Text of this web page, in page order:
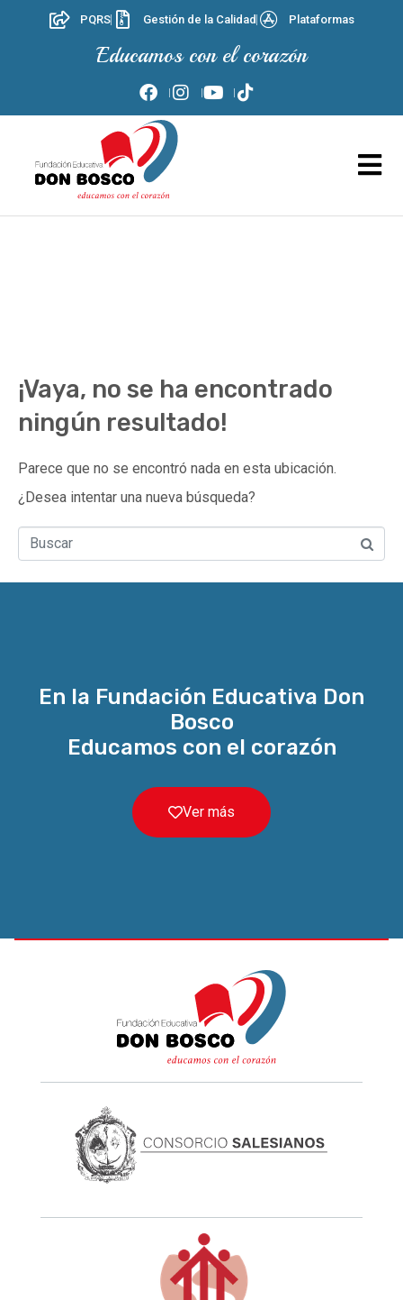
PQRS Gestión de la Calidad Plataformas
Educamos con el corazón
¡Vaya, no se ha encontrado
ningún resultado!
Parece que no se encontró nada en esta ubicación.
¿Desea intentar una nueva búsqueda?
En la Fundación Educativa Don
Bosco
Educamos con el corazón
Ver más